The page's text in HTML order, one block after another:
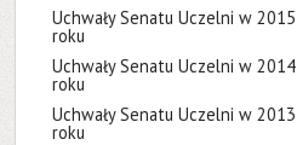
Uchwały Senatu Uczelni w 2015
roku
Uchwały Senatu Uczelni w 2014
roku
Uchwały Senatu Uczelni w 2013
roku